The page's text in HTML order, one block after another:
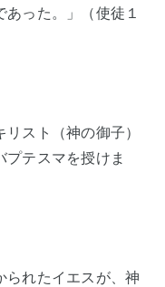
った。」（使徒１
スト（神の御子）
テスマを授けま
れたイエスが、神